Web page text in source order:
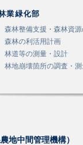
業緑化部
森林整備支援・森林資
森林の利活用計画
林道等の測量・設計
林地崩壊箇所の調査・
地中間管理機構）